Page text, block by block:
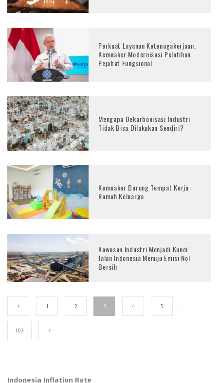
Perkuat Layanan Ketenagakerjaan,
Kemnaker Modernisasi Pelatihan
Pejabat Fungsional
Mengapa Dekarbonisasi Industri
Tidak Bisa Dilakukan Sendiri?
Kemnaker Dorong Tempat Kerja
Ramah Keluarga
Kawasan Industri Menjadi Kunci
Jalan Indonesia Menuju Emisi Nol
Bersih
1 2 3 4 5 …
103
Indonesia Inflation Rate